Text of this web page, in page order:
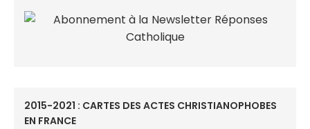
2015-2021 : CARTES DES ACTES CHRISTIANOPHOBES
EN FRANCE